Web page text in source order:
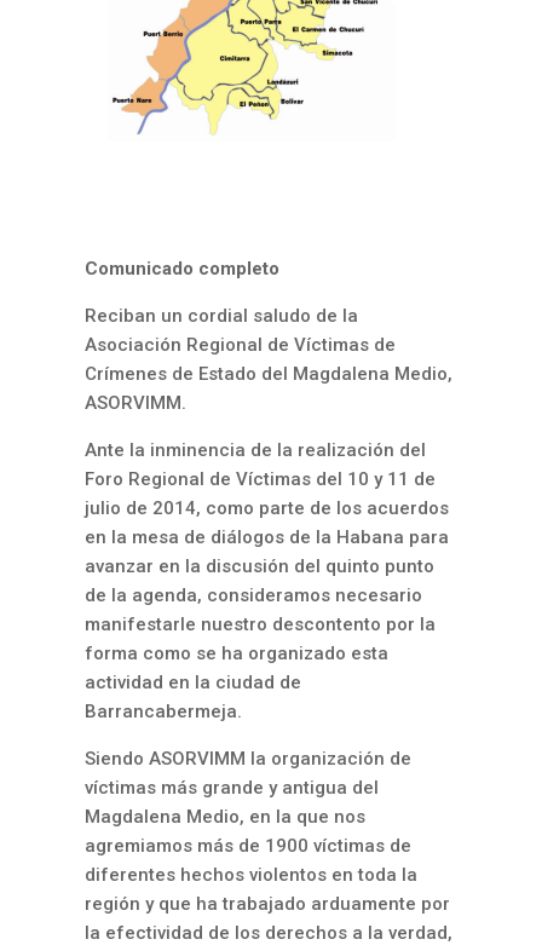
Comunicado completo
Reciban un cordial saludo de la
Asociación Regional de Víctimas de
Crímenes de Estado del Magdalena Medio,
ASORVIMM.
Ante la inminencia de la realización del
Foro Regional de Víctimas del 10 y 11 de
julio de 2014, como parte de los acuerdos
en la mesa de diálogos de la Habana para
avanzar en la discusión del quinto punto
de la agenda, consideramos necesario
manifestarle nuestro descontento por la
forma como se ha organizado esta
actividad en la ciudad de
Barrancabermeja.
Siendo ASORVIMM la organización de
víctimas más grande y antigua del
Magdalena Medio, en la que nos
agremiamos más de 1900 víctimas de
diferentes hechos violentos en toda la
región y que ha trabajado arduamente por
la efectividad de los derechos a la verdad,